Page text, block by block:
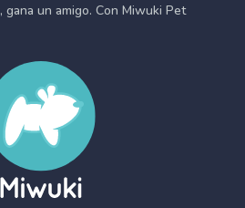
gana un amigo. Con Miwuki Pet